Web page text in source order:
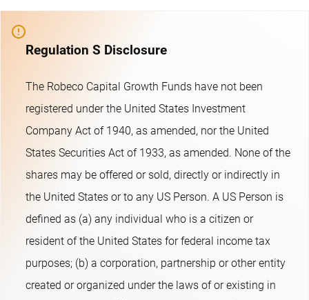
Regulation S Disclosure
The Robeco Capital Growth Funds have not been
registered under the United States Investment
Company Act of 1940, as amended, nor the United
States Securities Act of 1933, as amended. None of the
shares may be offered or sold, directly or indirectly in
the United States or to any US Person. A US Person is
defined as (a) any individual who is a citizen or
resident of the United States for federal income tax
purposes; (b) a corporation, partnership or other entity
created or organized under the laws of or existing in